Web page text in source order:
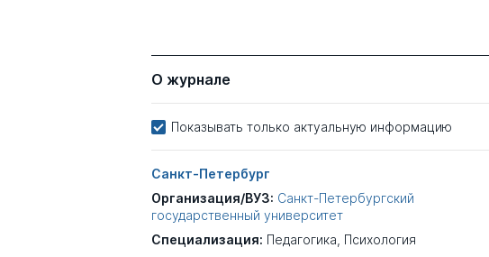
О журнале
Показывать только актуальную информацию
Санкт-Петербург
Организация/ВУЗ: Санкт-Петербургский
государственный университет
Специализация: Педагогика Психология